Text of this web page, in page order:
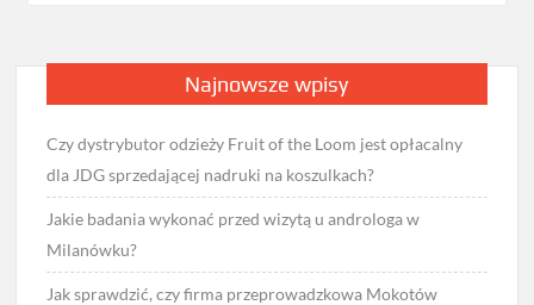
Najnowsze wpisy
Czy dystrybutor odzieży Fruit of the Loom jest opłacalny
dla JDG sprzedającej nadruki na koszulkach?
Jakie badania wykonać przed wizytą u androloga w
Milanówku?
Jak sprawdzić, czy firma przeprowadzkowa Mokotów